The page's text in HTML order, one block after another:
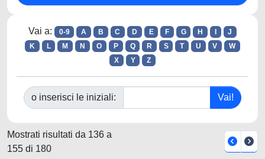
Vai a: 0-9 A B C D E F G H
J
K
L M N O P Q R S T U V
W
X
Y Z
o inserisci le iniziali:
Mostrati risultati da 136 a
155 di 180